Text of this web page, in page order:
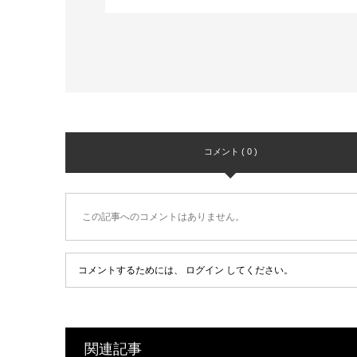
コメント ( 0 )
この記事へのコメントはありません。
コメントするためには、 ログイン してください。
関連記事